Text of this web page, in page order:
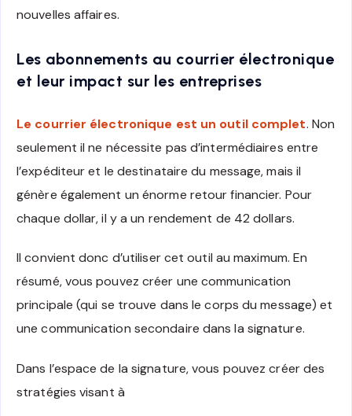
nouvelles affaires.
Les abonnements au courrier électronique
et leur impact sur les entreprises
Le courrier électronique est un outil complet. Non
seulement il ne nécessite pas d’intermédiaires entre
l’expéditeur et le destinataire du message, mais il
génère également un énorme retour financier. Pour
chaque dollar, il y a un rendement de 42 dollars.
Il convient donc d’utiliser cet outil au maximum. En
résumé, vous pouvez créer une communication
principale (qui se trouve dans le corps du message) et
une communication secondaire dans la signature.
Dans l’espace de la signature, vous pouvez créer des
stratégies visant à